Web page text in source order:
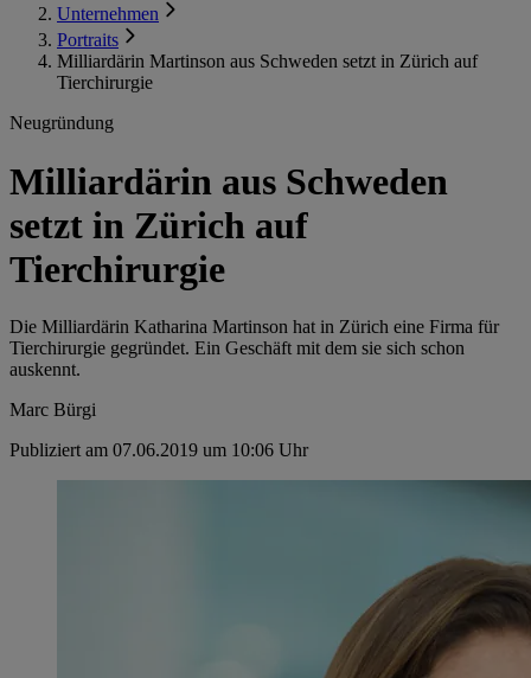
Unternehmen
Portraits
Milliardärin Martinson aus Schweden setzt in Zürich auf
Tierchirurgie
Neugründung
Milliardärin aus Schweden
setzt in Zürich auf
Tierchirurgie
Die Milliardärin Katharina Martinson hat in Zürich eine Firma für
Tierchirurgie gegründet. Ein Geschäft mit dem sie sich schon
auskennt.
Marc Bürgi
Publiziert am 07.06.2019 um 10:06 Uhr